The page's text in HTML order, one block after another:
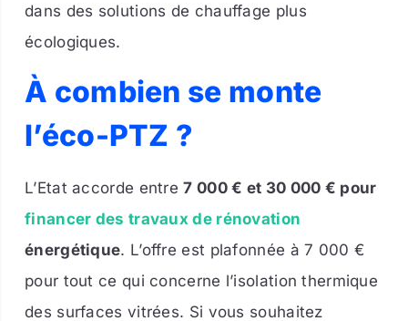
dans des solutions de chauffage plus
écologiques.
À combien se monte
l’éco-PTZ ?
L’Etat accorde entre7 000 € et 30 000 € pour
financer des travaux de rénovation
énergétique. L’offre est plafonnée à 7 000 €
pour tout ce qui concerne l’isolation thermique
des surfaces vitrées. Si vous souhaitez